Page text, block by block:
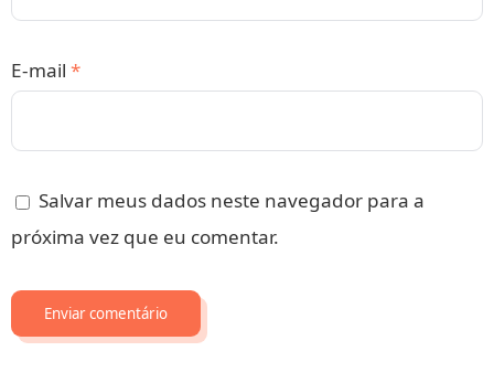
E-mail *
Salvar meus dados neste navegador para a
próxima vez que eu comentar.